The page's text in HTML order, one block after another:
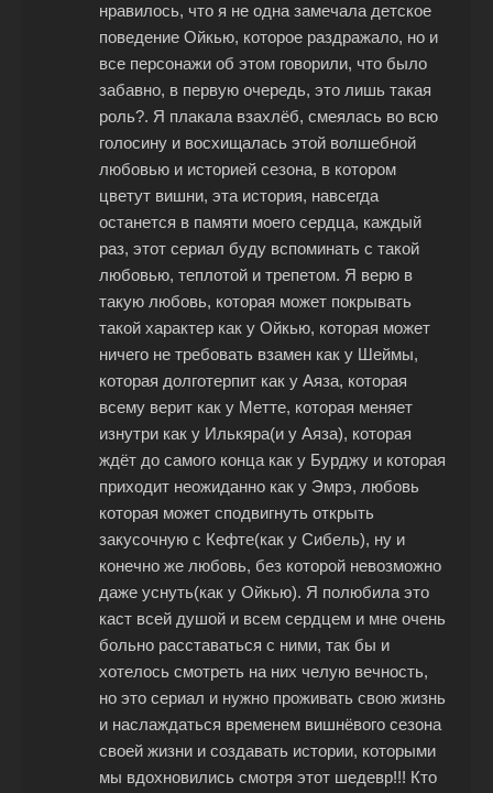
нравилось, что я не одна замечала детское
поведение Ойкью, которое раздражало, но и
все персонажи об этом говорили, что было
забавно, в первую очередь, это лишь такая
роль?. Я плакала взахлёб, смеялась во всю
голосину и восхищалась этой волшебной
любовью и историей сезона, в котором
цветут вишни, эта история, навсегда
останется в памяти моего сердца, каждый
раз, этот сериал буду вспоминать с такой
любовью, теплотой и трепетом. Я верю в
такую любовь, которая может покрывать
такой характер как у Ойкью, которая может
ничего не требовать взамен как у Шеймы,
которая долготерпит как у Аяза, которая
всему верит как у Метте, которая меняет
изнутри как у Илькяра(и у Аяза), которая
ждёт до самого конца как у Бурджу и которая
приходит неожиданно как у Эмрэ, любовь
которая может сподвигнуть открыть
закусочную с Кефте(как у Сибель), ну и
конечно же любовь, без которой невозможно
даже уснуть(как у Ойкью). Я полюбила это
каст всей душой и всем сердцем и мне очень
больно расставаться с ними, так бы и
хотелось смотреть на них челую вечность,
но это сериал и нужно проживать свою жизнь
и наслаждаться временем вишнёвого сезона
своей жизни и создавать истории, которыми
мы вдохновились смотря этот шедевр!!! Кто